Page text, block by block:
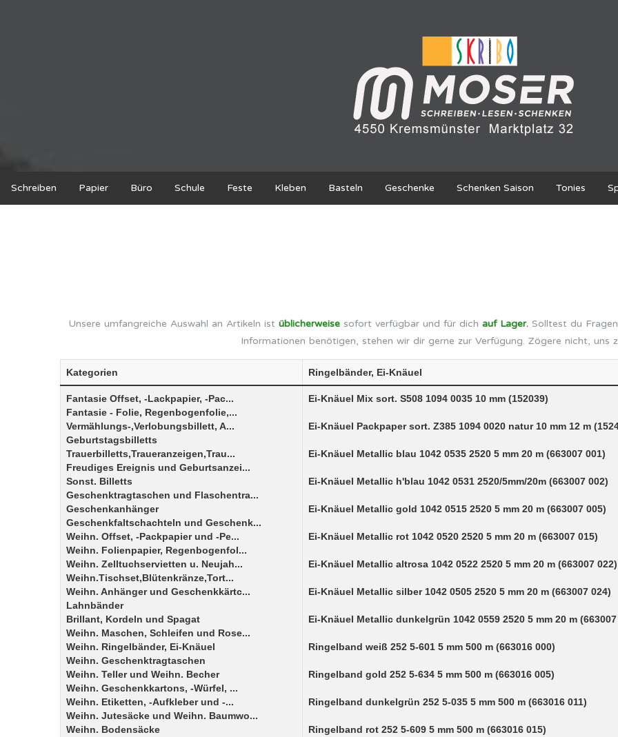
Schreiben Papier Büro Schule Feste Kleben Basteln Geschenke Schenken Saison Tonies
Unsere umfangreiche Auswahl an Artikeln ist üblicherweisesofort verfügbar und für dich auf Lager.Solltest du
Informationen benötigen, stehen wir dir gerne zur Verfügung. Zögere nicht, uns
Kategorien Ringelbänder, Ei-Knäuel
Fantasie Offset, -Lackpapier, -Pac...
Fantasie - Folie, Regenbogenfolie,...
Vermählungs-,Verlobungsbillett, A...
Geburtstagsbilletts
Trauerbilletts,Traueranzeigen,Trau...
Freudiges Ereignis und Geburtsanzei...
Sonst. Billetts
Geschenktragtaschen und Flaschentra...
Geschenkanhänger
Geschenkfaltschachteln und Geschenk...
Weihn. Offset, -Packpapier und -Pe...
Weihn. Folienpapier, Regenbogenfol...
Weihn. Zelltuchservietten u. Neujah...
Weihn.Tischset,Blütenkränze,Tort...
Weihn. Anhänger und Geschenkkärtc...
Lahnbänder
Brillant, Kordeln und Spagat
Weihn. Maschen, Schleifen und Rose...
Weihn. Ringelbänder, Ei-Knäuel
Weihn. Geschenktragtaschen
Weihn. Teller und Weihn. Becher
Weihn. Geschenkkartons, -Würfel, ...
Weihn. Etiketten, -Aufkleber und -...
Weihn. Jutesäcke und Weihn. Baumwo...
Weihn. Bodensäcke
Ei-Knäuel Mix sort. S508 1094 0035 10 mm (152039)
Ei-Knäuel Packpaper sort. Z385 1094 0020 natur 10 mm 12 m
Ei-Knäuel Metallic blau 1042 0535 2520 5 mm 20 m (663007 001)
Ei-Knäuel Metallic h'blau 1042 0531 2520/5mm/20m (663007 002)
Ei-Knäuel Metallic gold 1042 0515 2520 5 mm 20 m (663007 005)
Ei-Knäuel Metallic rot 1042 0520 2520 5 mm 20 m (663007 015)
Ei-Knäuel Metallic altrosa 1042 0522 2520 5 mm 20 m (663007 022)
Ei-Knäuel Metallic silber 1042 0505 2520 5 mm 20 m (663007 024)
Ei-Knäuel Metallic dunkelgrün 1042 0559 2520 5 mm 20 m
Ringelband weiß 252 5-601 5 mm 500 m (663016 000)
Ringelband gold 252 5-634 5 mm 500 m (663016 005)
Ringelband dunkelgrün 252 5-035 5 mm 500 m (663016 011)
Ringelband rot 252 5-609 5 mm 500 m (663016 015)